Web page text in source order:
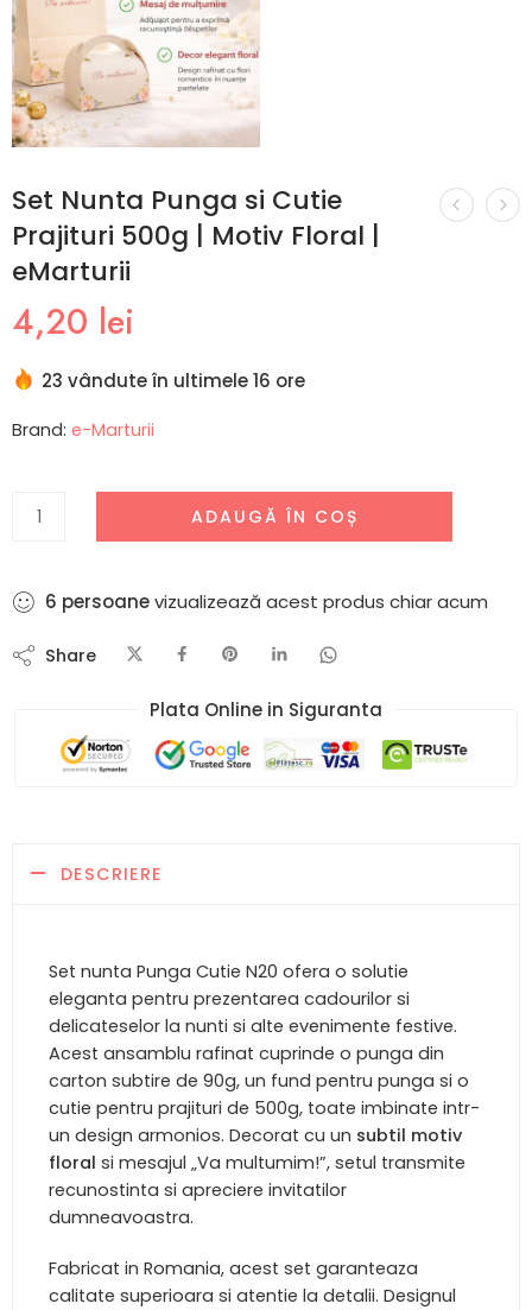
Set Nunta Punga si Cutie
Prajituri 500g | Motiv Floral |
eMarturii
4,20 lei
23 vândute în ultimele 16 ore
Brand: e-Marturii
ADAUGĂ ÎN COȘ
1 persoanevizualizează acest produs chiar acum
Share
Plata Online in Siguranta​
DESCRIERE
Set nunta Punga Cutie N20 ofera o solutie
eleganta pentru prezentarea cadourilor si
delicateselor la nunti si alte evenimente festive.
Acest ansamblu rafinat cuprinde o punga din
carton subtire de 90g, un fund pentru punga si o
cutie pentru prajituri de 500g, toate imbinate intr-
un design armonios. Decorat cu un subtil motiv
floral si mesajul „Va multumim!”, setul transmite
recunostinta si apreciere invitatilor
dumneavoastra.
Fabricat in Romania, acest set garanteaza
calitate superioara si atentie la detalii. Designul